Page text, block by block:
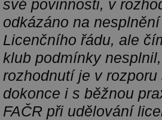
své povinnosti, v
odkázáno na
Licenčního řádu, ale
klub podmínky
rozhodnutí je v
dokonce i s běžnou
FAČR při udělování